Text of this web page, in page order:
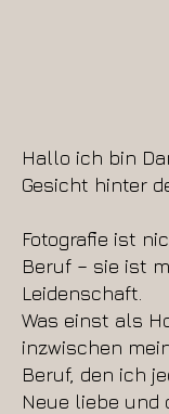
Hallo ich bin
Gesicht hinter
Fotografie ist
Beruf – sie ist
Leidenschaft.
Was einst als
inzwischen
Beruf, den ich
Neue liebe und